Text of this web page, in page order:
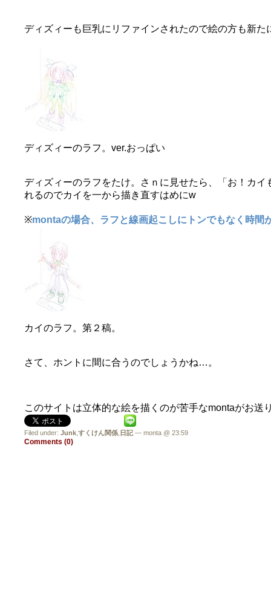
ディズィーも巨乳にリファインされたので絵の方も新た
ディズィーのラフ。ver.おっぱい
ディズィーのラフをたけ。さｎに見せたら、「お！カ
れるのでカイを一から描き直すはめにw
※montaの場合、ラフと線画起こしにトンでもなく時間
カイのラフ。第２稿。
さて、ホントに間に合うのでしょうかね…。
このサイトは立体的な絵を描くのが苦手なmontaがお送
Filed under: Junk すくけん関係 日記— monta @ 23:59
Comments (0)